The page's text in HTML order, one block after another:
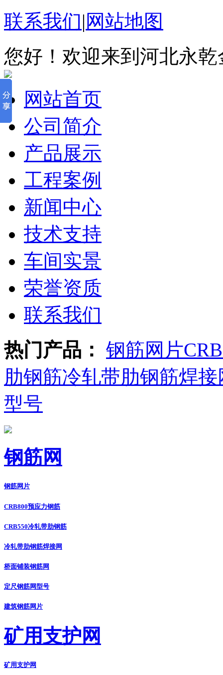
联系我们| 网站地图
您好！欢迎来到河北永
网站首页
公司简介
产品展示
工程案例
新闻中心
技术支持
车间实景
荣誉资质
联系我们
热门产品： 钢筋网片
肋钢筋冷轧带肋钢筋焊接
型号
钢筋网
钢筋网片
CRB800预应力钢筋
CRB550冷轧带肋钢筋
冷轧带肋钢筋焊接网
桥面铺装钢筋网
定尺钢筋网型号
建筑钢筋网片
矿用支护网
矿用支护网